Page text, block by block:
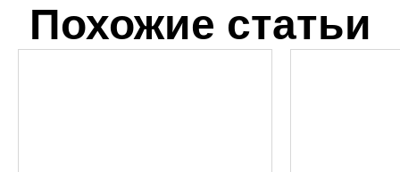
Похожие статьи